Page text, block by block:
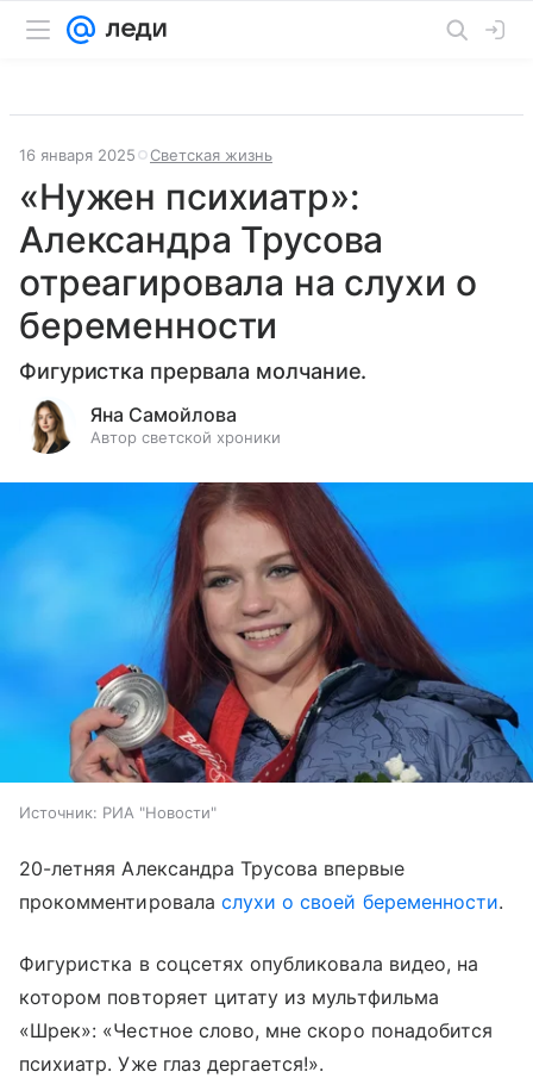
16 января 2025 Светская жизнь
«Нужен психиатр»:
Александра Трусова
отреагировала на слухи о
беременности
Фигуристка прервала молчание.
Яна Самойлова
Автор светской хроники
Источник: РИА "Новости"
20-летняя Александра Трусова впервые
прокомментировала слухи о своей беременности.
Фигуристка в соцсетях опубликовала видео, на
котором повторяет цитату из мультфильма
«Шрек»: «Честное слово, мне скоро понадобится
психиатр. Уже глаз дергается!».